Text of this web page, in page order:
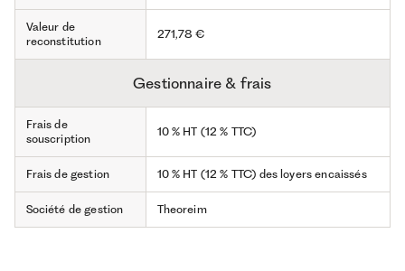
Valeur de
reconstitution
271,78 €
Gestionnaire & frais
Frais de
souscription
10 % HT (12 % TTC)
Frais de gestion 10 % HT (12 % TTC) des loyers encaissés
Société de gestion Theoreim